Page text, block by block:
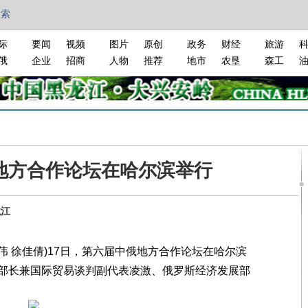
要闻
视频
企业
招商
图片
原创
人物
推荐
政务
财经
地市
农垦
旅游
森工
方合作论坛在哈尔滨举行
佳倩)17日，第六届中俄地方合作论坛在哈尔滨
长兼国际贸易谈判副代表凌激、俄罗斯经济发展部